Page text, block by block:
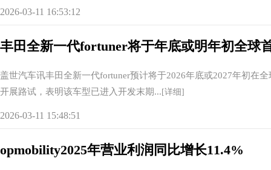
2026-03-11 16:53:12
丰田全新一代fortuner将于年底或明年初全球
盖世汽车讯丰田全新一代fortuner预计将于2026年底或2027年初在
开展路试，表明该车型已进入开发末期... [详细]
2026-03-11 15:48:51
opmobility2025年营业利润同比增长11.4%